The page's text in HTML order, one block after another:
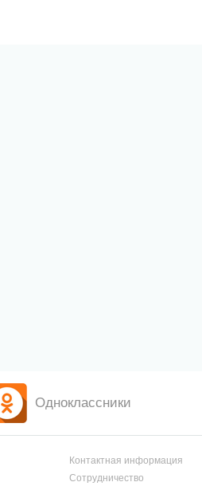
Одноклассники
Контактная информация
Сотрудничество